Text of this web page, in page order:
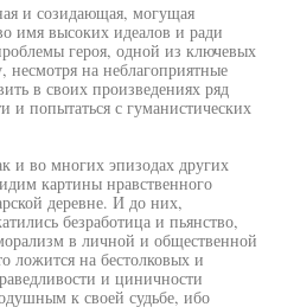
и созидающая, могущая
имя высоких идеалов и ради
героя, одной из ключевых
несмотря на неблагоприятные
в своих произведениях ряд
и попытаться с гуманистических
и во многих эпизодах других
картины нравственного
деревне. И до них,
безработица и пьянство,
в личной и общественной
ложится на бестолковых и
и циничности
к своей судьбе, ибо